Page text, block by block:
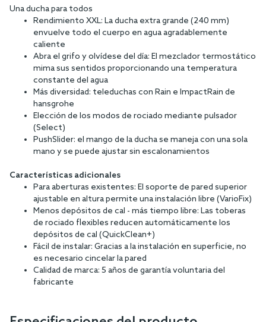
Una ducha para todos
Rendimiento XXL: La ducha extra grande (240 mm)
envuelve todo el cuerpo en agua agradablemente
caliente
Abra el grifo y olvídese del día: El mezclador termostático
mima sus sentidos proporcionando una temperatura
constante del agua
Más diversidad: teleduchas con Rain e ImpactRain de
hansgrohe
Elección de los modos de rociado mediante pulsador
(Select)
PushSlider: el mango de la ducha se maneja con una sola
mano y se puede ajustar sin escalonamientos
Características adicionales
Para aberturas existentes: El soporte de pared superior
ajustable en altura permite una instalación libre (VarioFix)
Menos depósitos de cal - más tiempo libre: Las toberas
de rociado flexibles reducen automáticamente los
depósitos de cal (QuickClean+)
Fácil de instalar: Gracias a la instalación en superficie, no
es necesario cincelar la pared
Calidad de marca: 5 años de garantía voluntaria del
fabricante